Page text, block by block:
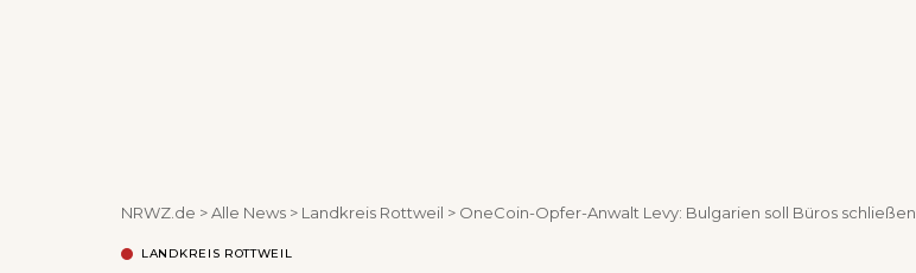
NRWZ.de >Alle News > Landkreis Rottweil > OneCoin-Opfer-Anwalt Levy: Bulgarien soll Büros schließen
LANDKREIS ROTTWEIL